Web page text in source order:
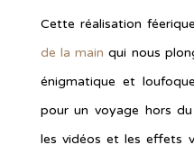
Cette réalisation
de la mainqui nous
énigmatique et
pour un voyage hors
les vidéos et les effets